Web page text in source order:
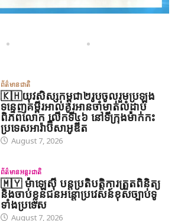
ព័ត៌មានជាតិ
🇰🇭យុវសិស្សកម្ពុជា២រូបចូលរួមប្រឡង
ទន្ទេញគម្ពីរអាល់គូរអានចាំមាត់លំដាប់
ពិភពលោក លើកទី៤៦ នៅទីក្រុងម៉ាក់កះ
ប្រទេសអារ៉ាប៊ីសាអូឌីត
August 7, 2026
ព័ត៌មានអន្តរជាតិ
🇲🇾 ម៉ាឡេស៊ី បន្តប្រតិបត្តិការត្រួតពិនិត្យ
និងចាប់ខ្លួនជនអន្តោប្រវេសន៍ខុសច្បាប់ទូ
ទាំងប្រទេស
August 7, 2026